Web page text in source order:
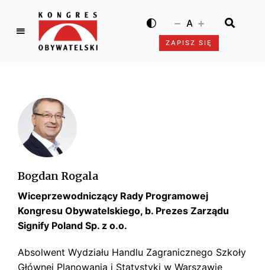
K
g
r
e
s
O
b
y
w
a
t
l
ZAPISZ SIĘ
A
Bogdan Rogala
Wiceprzewodniczący Rady Programowej
Kongresu Obywatelskiego, b. Prezes Zarządu
Signify Poland Sp. z o.o.
Absolwent Wydziału Handlu Zagranicznego Szkoły
Głównej Planowania i Statystyki w Warszawie